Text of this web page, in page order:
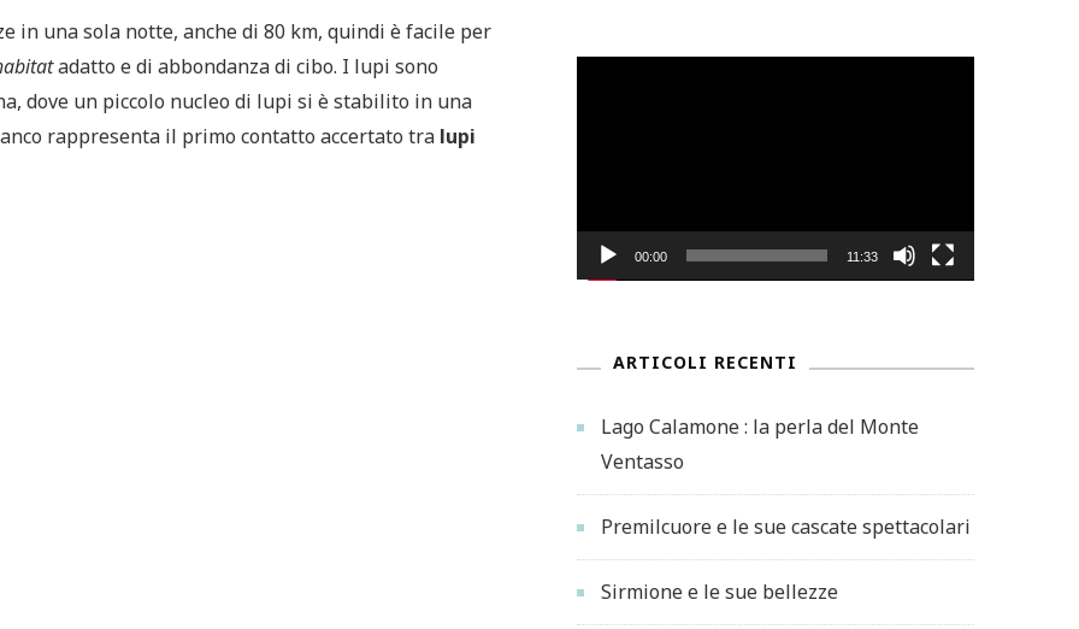
in una sola notte, anche di 80 km, quindi è facile per
adatto e di abbondanza di cibo. I lupi sono
dove un piccolo nucleo di lupi si è stabilito in una
rappresenta il primo contatto accertato tra lupi
00:00 11:33
ARTICOLI RECENTI
Lago Calamone : la perla del Monte
Ventasso
Premilcuore e le sue cascate spettacolari
Sirmione e le sue bellezze